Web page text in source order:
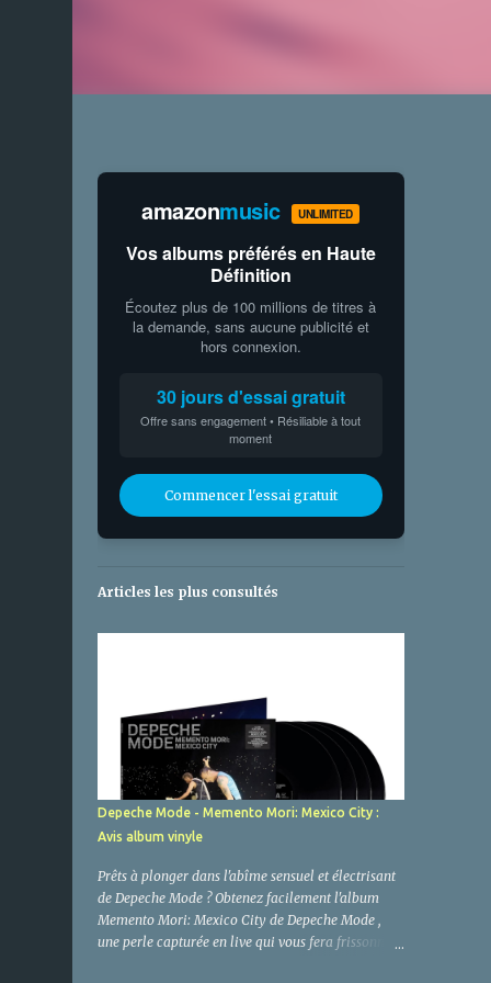
amazonmusic UNLIMITED
Vos albums préférés en Haute
Définition
Écoutez plus de 100 millions de titres à
la demande, sans aucune publicité et
hors connexion.
30 jours d'essai gratuit
Offre sans engagement • Résiliable à tout
moment
Commencer l'essai gratuit
Articles les plus consultés
Depeche Mode - Memento Mori: Mexico City :
Avis album vinyle
Prêts à plonger dans l'abîme sensuel et électrisant
de Depeche Mode ? Obtenez facilement l'album
Memento Mori: Mexico City de Depeche Mode ,
une perle capturée en live qui vous fera frissonner